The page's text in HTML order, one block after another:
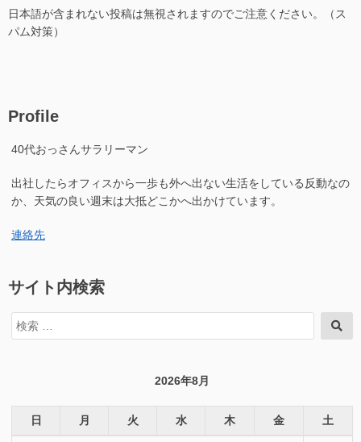
日本語が含まれない投稿は無視されますのでご注意ください。（ス
パム対策）
Profile
40代おっさんサラリーマン
出社したらオフィスから一歩も外へ出ない生活をしている反動なの
か、天気の良い週末は大抵どこかへ出かけています。
連絡先
サイト内検索
検
索
索
2026年8月
日 月 火 水 木 金 土